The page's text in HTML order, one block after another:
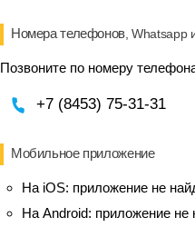
Номера телефонов, Whatsapp
Позвоните по номеру
+7 (8453) 75-31-31
Мобильное приложение
На iOS: приложение не
На Android: приложение не